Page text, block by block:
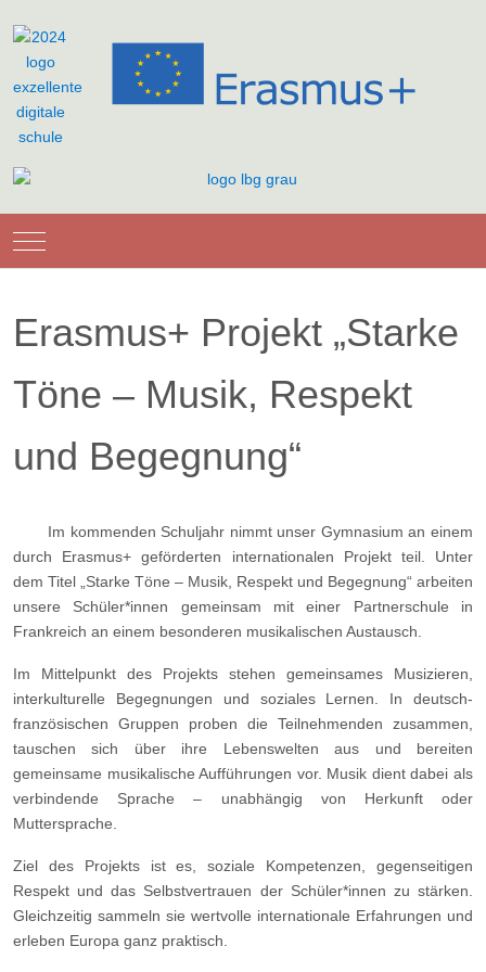
Mobile Menu Toggle
Erasmus+ Projekt „Starke
Töne – Musik, Respekt
und Begegnung“
Im kommenden Schuljahr nimmt unser Gymnasium an einem
durch Erasmus+ geförderten internationalen Projekt teil. Unter
dem Titel „Starke Töne – Musik, Respekt und Begegnung“ arbeiten
unsere Schüler*innen gemeinsam mit einer Partnerschule in
Frankreich an einem besonderen musikalischen Austausch.
Im Mittelpunkt des Projekts stehen gemeinsames Musizieren,
interkulturelle Begegnungen und soziales Lernen. In deutsch-
französischen Gruppen proben die Teilnehmenden zusammen,
tauschen sich über ihre Lebenswelten aus und bereiten
gemeinsame musikalische Aufführungen vor. Musik dient dabei als
verbindende Sprache – unabhängig von Herkunft oder
Muttersprache.
Ziel des Projekts ist es, soziale Kompetenzen, gegenseitigen
Respekt und das Selbstvertrauen der Schüler*innen zu stärken.
Gleichzeitig sammeln sie wertvolle internationale Erfahrungen und
erleben Europa ganz praktisch.